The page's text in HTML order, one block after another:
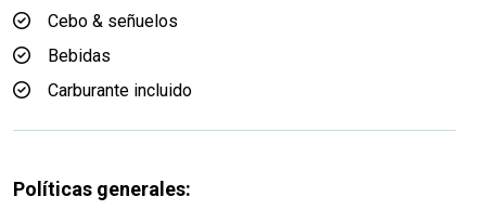
Cebo & señuelos
Bebidas
Carburante incluido
Políticas generales: